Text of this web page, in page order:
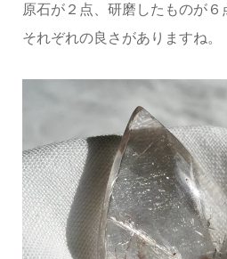
原石が２点、研磨したものが
それぞれの良さがありますね。